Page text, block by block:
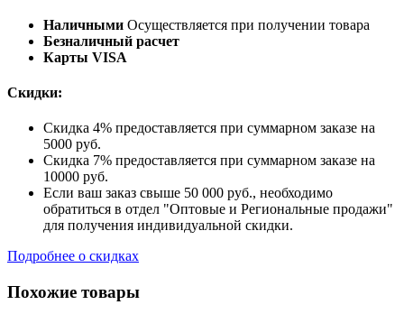
Наличными Осуществляется при получении товара
Безналичный расчет
Карты VISA
Скидки:
Скидка 4% предоставляется при суммарном заказе на
5000 руб.
Скидка 7% предоставляется при суммарном заказе на
10000 руб.
Если ваш заказ свыше 50 000 руб., необходимо
обратиться в отдел "Оптовые и Региональные продажи"
для получения индивидуальной скидки.
Подробнее о скидках
Похожие товары